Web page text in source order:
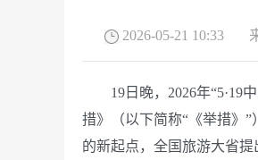
2026-05-21 10:33 来
19日晚，2026年“5·19中
措》（以下简称“《举措》
的新起点，全国旅游大省提